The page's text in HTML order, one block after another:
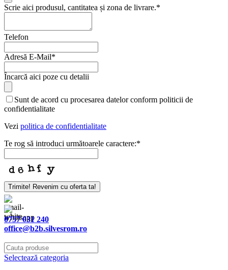
Scrie aici produsul, cantitatea și zona de livrare.*
Telefon
Adresă E-Mail*
Încarcă aici poze cu detalii
Sunt de acord cu procesarea datelor conform politicii de
confidentialitate
Vezi politica de confidentialitate
Te rog să introduci următoarele caractere:*
Trimite! Revenim cu oferta ta!
Email
Address
0757 031 240
office@b2b.silvesrom.ro
Selectează categoria